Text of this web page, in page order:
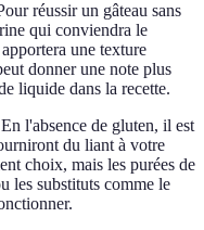
réussir un gâteau sans
qui conviendra le
une texture
donner une note plus
liquide dans la recette.
En l'absence de gluten, il est
du liant à votre
choix, mais les purées de
les substituts comme le